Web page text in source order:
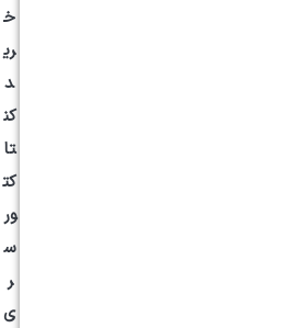
خ
ری
د
کن
تا
کت
ور
س
ر
ی